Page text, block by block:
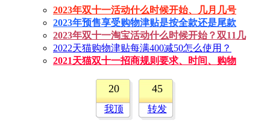
2023年双十一活动什么时候开始、几月几号
2023年预售享受购物津贴是按全款还是尾款
2023年双十一淘宝活动什么时候开始？双11几
2022天猫购物津贴每满400减50怎么使用？
2021天猫双十一招商规则要求、时间、购物
20
我顶
45
转发